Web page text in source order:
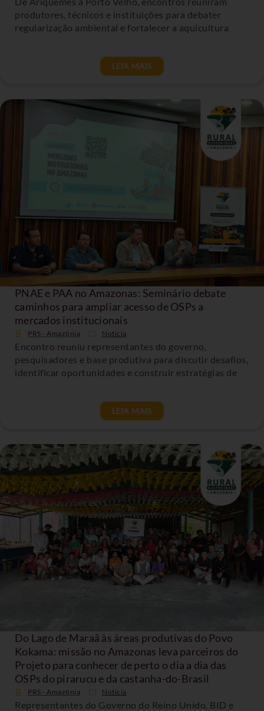
produtores, técnicos e instituições para debater
regularização ambiental e fortalecer a aquicultura
LEIA MAIS
PNAE e PAA no Amazonas: Seminário debate
caminhos para ampliar acesso de OSPs a
mercados institucionais
PRS - Amazônia Noticia
Encontro reuniu representantes do governo,
pesquisadores e base produtiva para discutir desafios,
identificar oportunidades e construir estratégias de
LEIA MAIS
Do Lago de Maraã às áreas produtivas do Povo
Kokama: missão no Amazonas leva parceiros do
Projeto para conhecer de perto o dia a dia das
OSPs do pirarucu e da castanha-do-Brasil
PRS - Amazônia Noticia
Representantes do Governo do Reino Unido, BID e